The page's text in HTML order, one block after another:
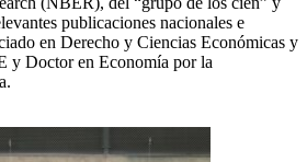
publicaciones nacionales e
en Derecho y Ciencias Económicas y
y Doctor en Economía por la